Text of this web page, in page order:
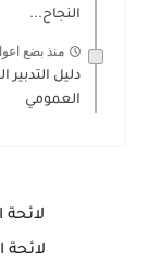
النجاح...
منذ بضع
دليل
العمومي